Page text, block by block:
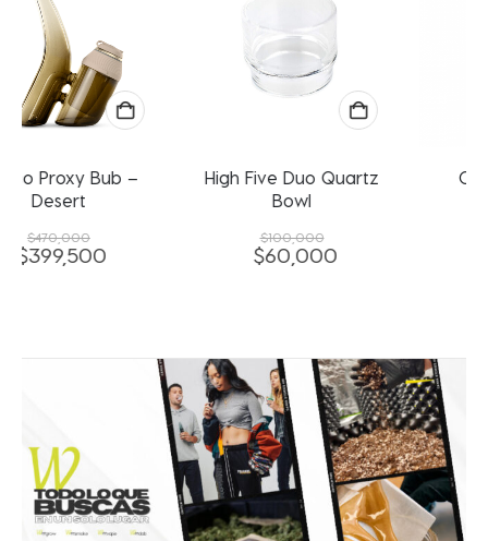
High Five Duo Quartz
$60,000
O.Pen 2.0 Camo
$150,000